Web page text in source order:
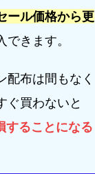
ール価格から更
できます。
配布は間もなく
ぐ買わないと
することになる